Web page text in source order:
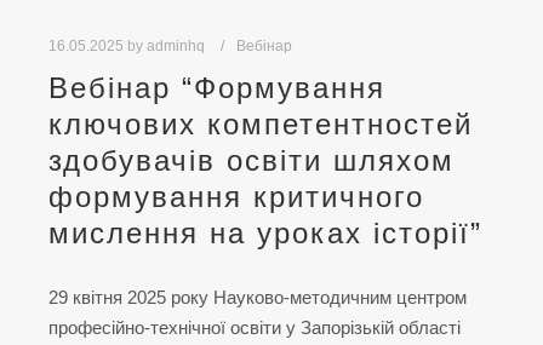
16.05.2025 by adminhq Вебінар
Вебінар “Формування
ключових компетентностей
здобувачів освіти шляхом
формування критичного
мислення на уроках історії”
29 квітня 2025 року Науково-методичним центром
професійно-технічної освіти у Запорізькій області